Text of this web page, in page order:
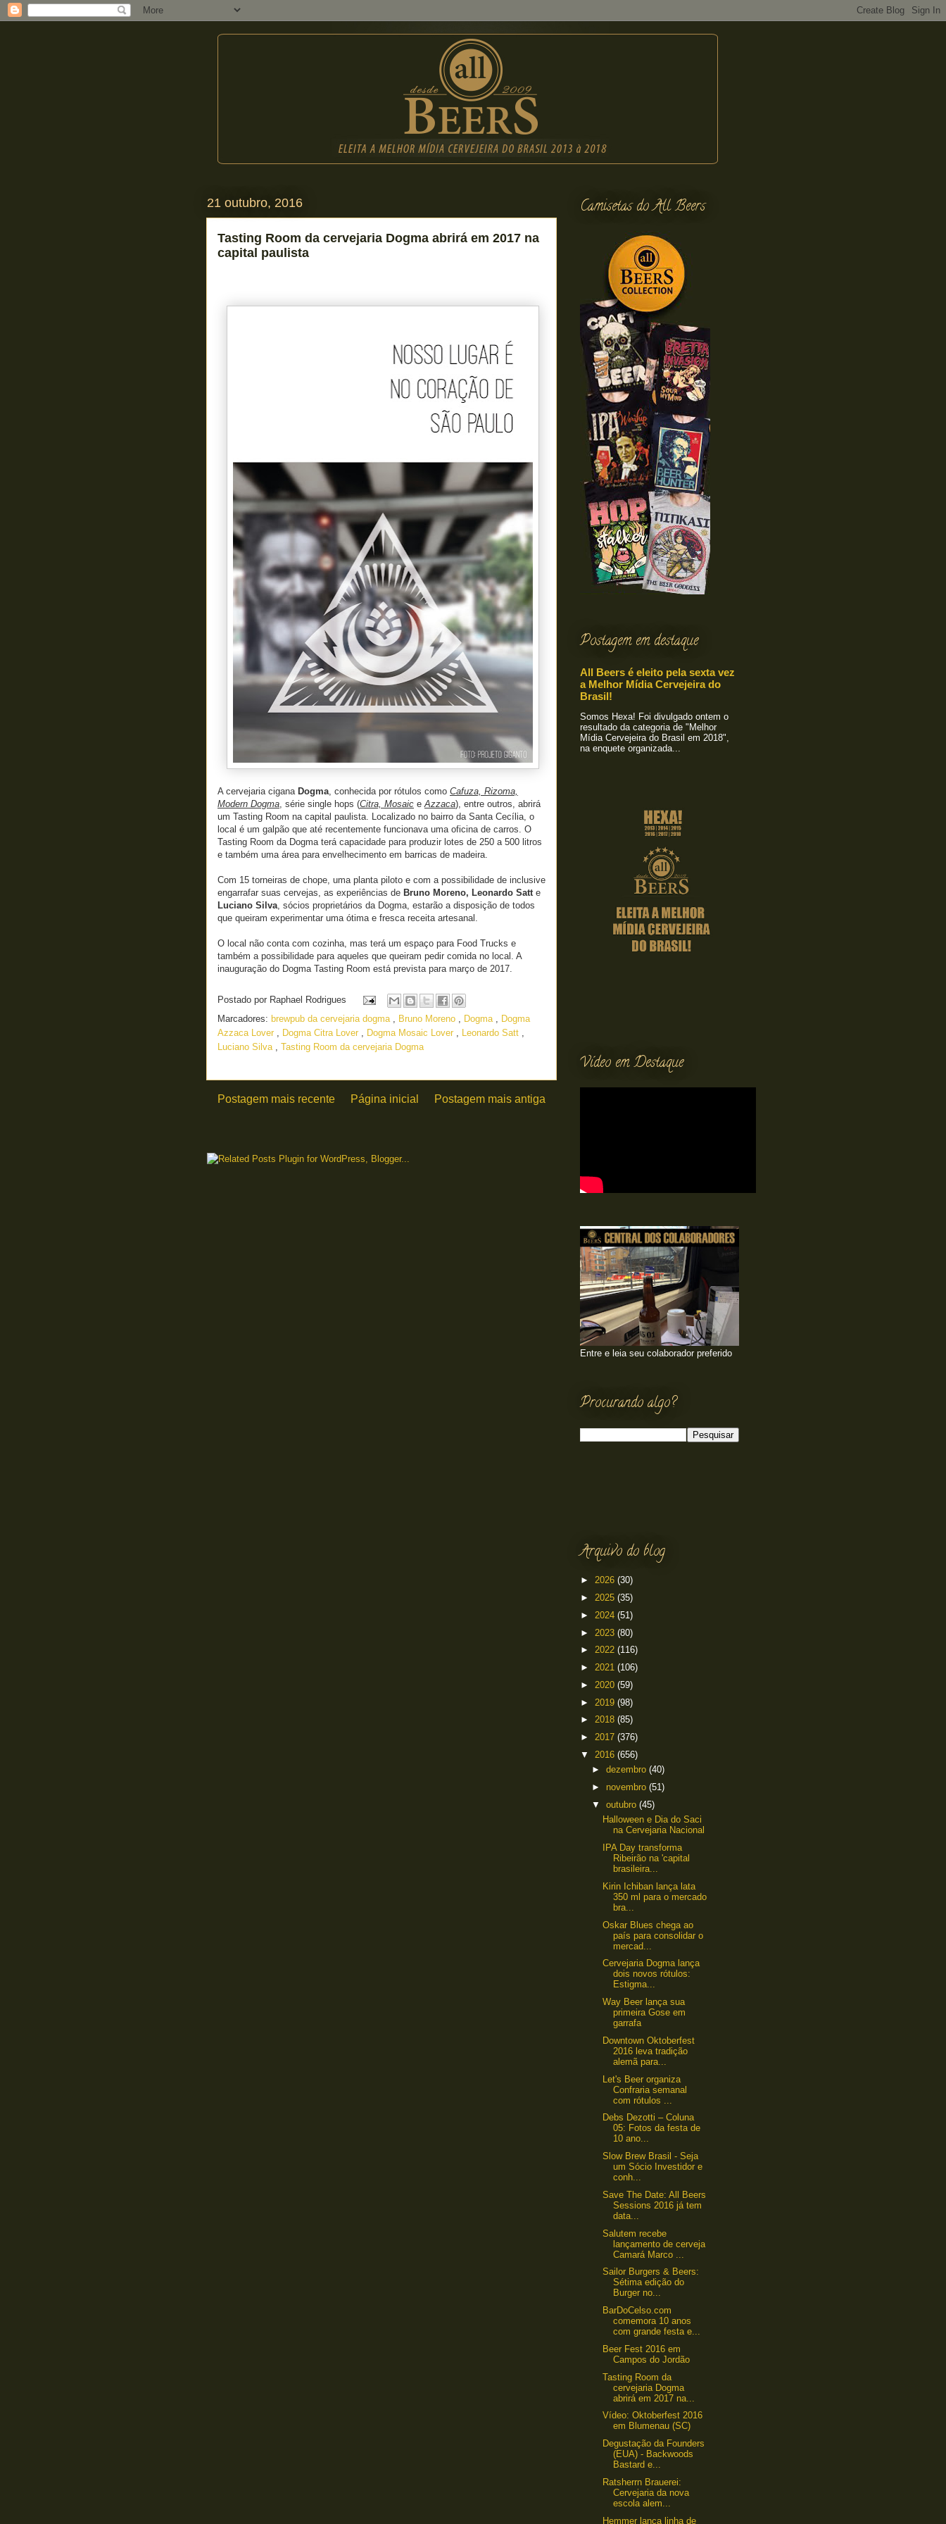
21 outubro, 2016
Tasting Room da cervejaria Dogma abrirá em 2017 na
capital paulista
A cervejaria cigana Dogma, conhecida por rótulos como Cafuza, Rizoma,
Modern Dogma, série single hops (Citra, Mosaic eAzzaca), entre outros, abrirá
um Tasting Room na capital paulista. Localizado no bairro da Santa Cecília, o
local é um galpão que até recentemente funcionava uma oficina de carros. O
Tasting Room da Dogma terá capacidade para produzir lotes de 250 a 500 litros
e também uma área para envelhecimento em barricas de madeira.
Com 15 torneiras de chope, uma planta piloto e com a possibilidade de inclusive
engarrafar suas cervejas, as experiências de Bruno Moreno, Leonardo Satte
Luciano Silva, sócios proprietários da Dogma, estarão a disposição de todos
que queiram experimentar uma ótima e fresca receita artesanal.
O local não conta com cozinha, mas terá um espaço para Food Trucks e
também a possibilidade para aqueles que queiram pedir comida no local. A
inauguração do Dogma Tasting Room está prevista para março de 2017.
Postado por Raphael Rodrigues
Marcadores: brewpub da cervejaria dogma , Bruno Moreno , Dogma , Dogma
Azzaca Lover , Dogma Citra Lover , Dogma Mosaic Lover , Leonardo Satt ,
Luciano Silva , Tasting Room da cervejaria Dogma
Postagem mais recente Postagem mais antiga
Página inicial
Camisetas do All Beers
Postagem em destaque
All Beers é eleito pela sexta vez
a Melhor Mídia Cervejeira do
Brasil!
Somos Hexa! Foi divulgado ontem o
resultado da categoria de "Melhor
Mídia Cervejeira do Brasil em 2018",
na enquete organizada...
Vídeo em Destaque
Entre e leia seu colaborador preferido
Procurando algo?
Arquivo do blog
► 2026 (30)
► 2025 (35)
► 2024 (51)
► 2023 (80)
► 2022 (116)
► 2021 (106)
► 2020 (59)
► 2019 (98)
► 2018 (85)
► 2017 (376)
▼ 2016 (656)
► dezembro (40)
► novembro (51)
▼ outubro (45)
Halloween e Dia do Saci
na Cervejaria Nacional
IPA Day transforma
Ribeirão na 'capital
brasileira...
Kirin Ichiban lança lata
350 ml para o mercado
bra...
Oskar Blues chega ao
país para consolidar o
mercad...
Cervejaria Dogma lança
dois novos rótulos:
Estigma...
Way Beer lança sua
primeira Gose em
garrafa
Downtown Oktoberfest
2016 leva tradição
alemã para...
Let's Beer organiza
Confraria semanal
com rótulos ...
Debs Dezotti – Coluna
05: Fotos da festa de
10 ano...
Slow Brew Brasil - Seja
um Sócio Investidor e
conh...
Save The Date: All Beers
Sessions 2016 já tem
data...
Salutem recebe
lançamento de cerveja
Camará Marco ...
Sailor Burgers & Beers:
Sétima edição do
Burger no...
BarDoCelso.com
comemora 10 anos
com grande festa e...
Beer Fest 2016 em
Campos do Jordão
Tasting Room da
cervejaria Dogma
abrirá em 2017 na...
Vídeo: Oktoberfest 2016
em Blumenau (SC)
Degustação da Founders
(EUA) - Backwoods
Bastard e...
Ratsherrn Brauerei:
Cervejaria da nova
escola alem...
Hemmer lança linha de